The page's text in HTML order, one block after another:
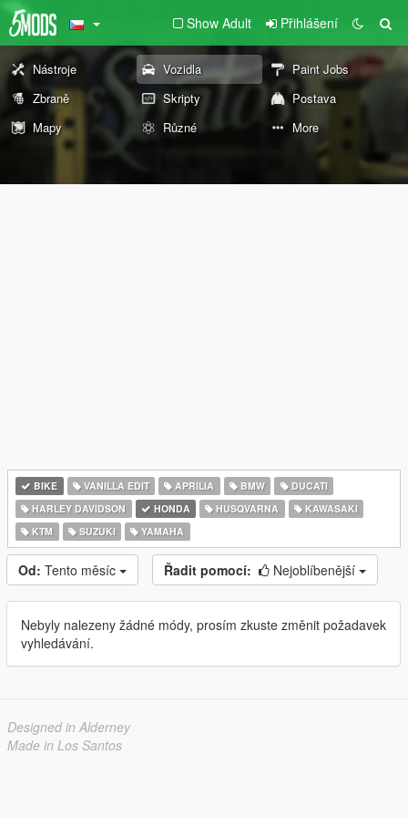
Show Adult Přihlášení
Nástroje Vozidla
Paint Jobs
Zbraně
Skripty
Postava
Mapy
Různé More
BIKE VANILLA EDIT APRILIA BMW
DUCATI
HARLEY DAVIDSON
HONDA HUSQVARNA
KAWASAKI
KTM
SUZUKI YAMAHA
Od: Tento měsíc Řadit pomocí: Nejoblíbenější
Nebyly nalezeny žádné módy, prosím zkuste změnit požadavek
vyhledávání.
Designed in Alderney
Made in Los Santos